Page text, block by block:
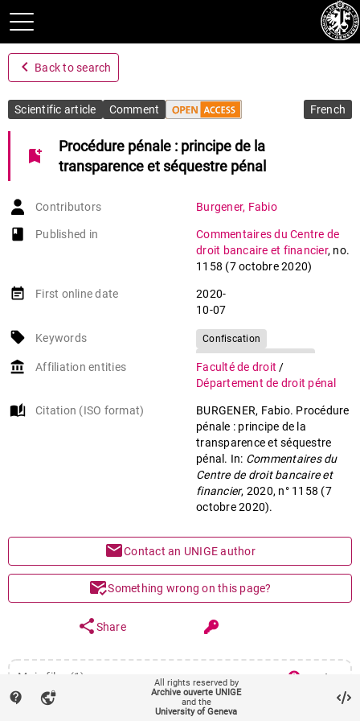
navigate_before Back to search
Scientific article Comment French
bookmark_add
Procédure pénale : principe de la
transparence et séquestre pénal
Contributors Burgener, Fabio
book-open
Published in
Commentaires du Centre de
droit bancaire et financier, no.
1158 (7 octobre 2020)
event_note First online date
2020-
10-07
local_offer Keywords
Confiscation
Séquestre
Procédure pénale
account_balance Affiliation entities Faculté de droit /
Département de droit pénal
auto_stories Citation (ISO format)
BURGENER, Fabio. Procédure
pénale : principe de la
transparence et séquestre
pénal. In: Commentaires du
Centre de droit bancaire et
financier, 2020, n° 1158 (7
octobre 2020).
mailContact an UNIGE author
mark_email_readSomething wrong on this page?
shareShare
Main files (1) help keyboard_arrow_down
Article (Published version)
contact_support vpn_lock
All rights reserved by
Archive ouverte UNIGE
and the
University of Geneva